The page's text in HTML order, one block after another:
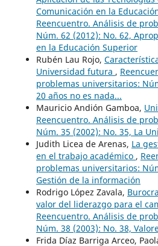
Comunicación en la
Reencuentro. Análisis de
Núm. 62 (2012): No. 62,
en la Educación Superior
Rubén Lau Rojo,
Universidad futura ,
problemas universitarios:
20 años no es nada...
Mauricio Andión Gamboa,
Reencuentro. Análisis de
Núm. 35 (2002): No. 35, La
Judith Licea de Arenas, La
en el trabajo académico ,
problemas universitarios:
Gestión de la información
Rodrigo López Zavala,
valor del liderazgo para el
Reencuentro. Análisis de
Núm. 38 (2003): No. 38,
Frida Díaz Barriga Arceo,